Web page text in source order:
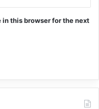
this browser for the next